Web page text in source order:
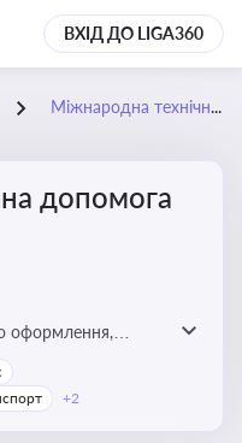
ВХІД ДО LIGA360
Міжнародна технічна допомога
допомога
оформлення,
допомоги, що
критично
+2